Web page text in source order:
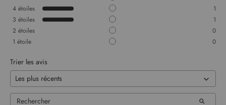
4 étoiles
1
3 étoiles
1
2 étoiles
0
1 étoile 0
Trier les avis